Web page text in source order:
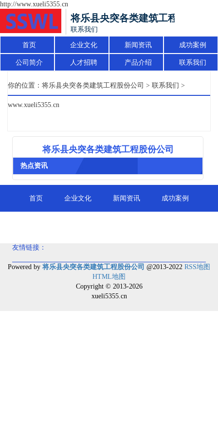
http://www.xueli5355.cn
将乐县央突各类建筑工程股份公司
联系我们
首页 企业文化 新闻资讯 成功案例
公司简介 人才招聘 产品介绍 联系我们
你的位置： 将乐县央突各类建筑工程股份公司 > 联系我们 >
www.xueli5355.cn
将乐县央突各类建筑工程股份公司
热点资讯
首页 企业文化 新闻资讯 成功案例
友情链接：
Powered by 将乐县央突各类建筑工程股份公司 @2013-2022 RSS地图
HTML地图
Copyright © 2013-2026
xueli5355.cn